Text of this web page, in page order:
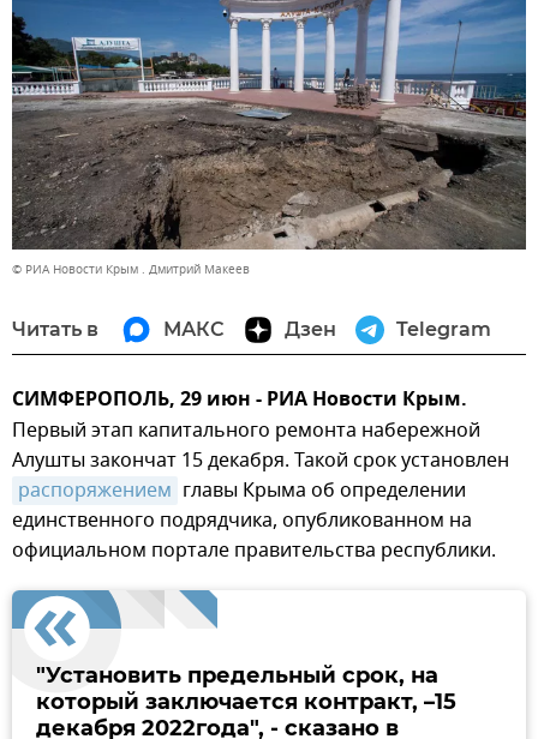
© РИА Новости Крым . Дмитрий Макеев
Читать в МАКС Дзен Telegram
СИМФЕРОПОЛЬ, 29 июн - РИА Новости Крым.
Первый этап капитального ремонта набережной
Алушты закончат 15 декабря. Такой срок установлен
распоряжением главы Крыма об определении
единственного подрядчика, опубликованном на
официальном портале правительства республики.
"Установить предельный срок, на
который заключается контракт, –15
декабря 2022года", - сказано в